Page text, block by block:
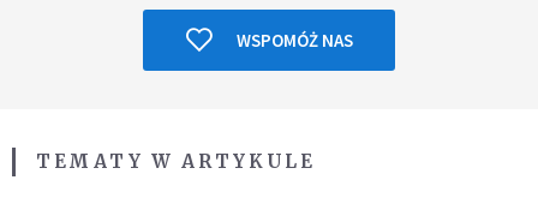
WSPOMÓŻ NAS
TEMATY W ARTYKULE